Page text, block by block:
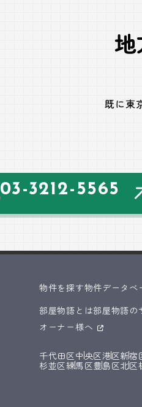
既に東
03-3212-5565
物件を探す物件データベ
部屋物語とは部屋物語の
オーナー様へ
千代田区中央区港区新宿
杉並区練馬区豊島区北区